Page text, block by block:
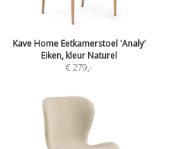
Kave Home Eetkamerstoel 'Analy'
Eiken, kleur Naturel
€ 279,-